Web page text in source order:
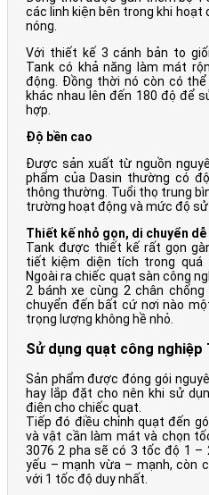
các linh kiện bên trong khi hoạt
nóng.
Với thiết kế 3 cánh bản to
Tank có khả năng làm mát
động. Đồng thời nó còn có
khác nhau lên đến 180 độ để
hợp.
Độ bền cao
Được sản xuất từ nguồn
phẩm của Dasin thường có
thông thường. Tuổi thọ trung
trường hoạt động và mức độ sử
Thiết kế nhỏ gọn, di chuyển dễ
Tank được thiết kế rất gọn
tiết kiệm diện tích trong quá
Ngoài ra chiếc quạt sàn công
2 bánh xe cùng 2 chân
chuyển đến bất cứ nơi nào
trọng lượng không hề nhỏ.
Sử dụng quạt công nghiệp
Sản phẩm được đóng gói
hay lắp đặt cho nên khi sử
điện cho chiếc quạt.
Tiếp đó điều chỉnh quạt đến
và vật cần làm mát và chọn
3076 2 pha sẽ có 3 tốc độ 1
yếu – mạnh vừa – mạnh, còn
với 1 tốc độ duy nhất.